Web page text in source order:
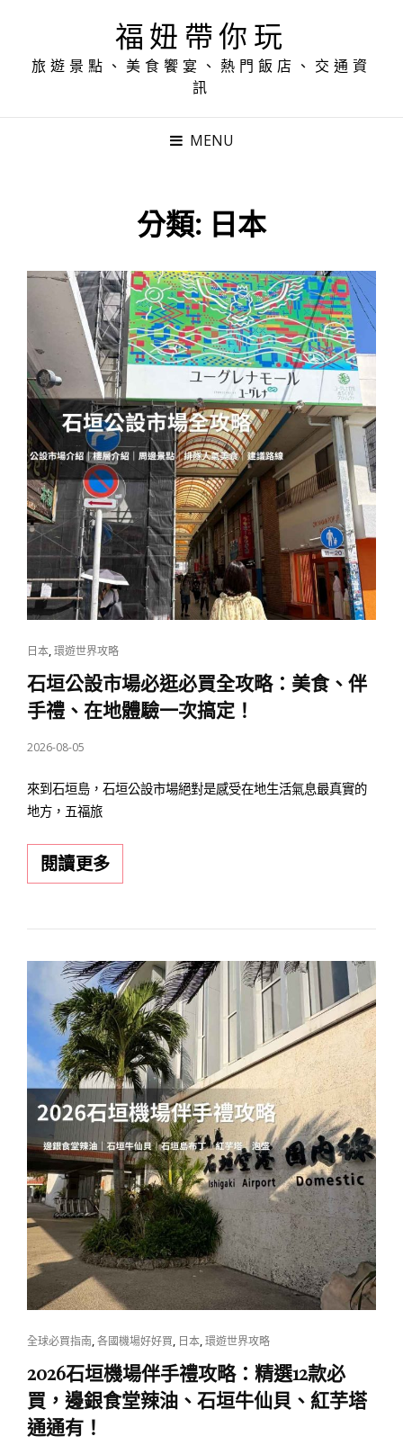
福妞帶你玩
旅遊景點、美食饗宴、熱門飯店、交通資
訊
MENU
分類: 日本
CAT
LINKS
日本,環遊世界攻略
石垣公設市場必逛必買全攻略：美食、伴
手禮、在地體驗一次搞定！
POSTED
2026-08-05
來到石垣島，石垣公設市場絕對是感受在地生活氣息最真實的
地方，五福旅
閱讀更多石
垣
市
場
必
逛
必
買
全
攻
略：
美
食、
伴
手
禮、
在
地
體
驗
一
CAT
全球必買指南,各國機場好好買, 日本,環遊世界攻略
2026石垣機場伴手禮攻略：精選12款必
買，邊銀食堂辣油、石垣牛仙貝、紅芋塔
通通有！